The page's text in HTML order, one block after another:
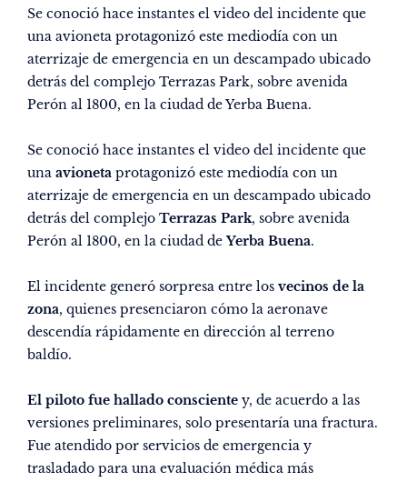
Se conoció hace instantes el video del incidente que
una avioneta protagonizó este mediodía con un
aterrizaje de emergencia en un descampado ubicado
detrás del complejo Terrazas Park, sobre avenida
Perón al 1800, en la ciudad de Yerba Buena.
Se conoció hace instantes el video del incidente que
una avioneta protagonizó este mediodía con un
aterrizaje de emergencia en un descampado ubicado
detrás del complejo Terrazas Park, sobre avenida
Perón al 1800, en la ciudad deYerba Buena.
El incidente generó sorpresa entre los vecinos de la
zona, quienes presenciaron cómo la aeronave
descendía rápidamente en dirección al terreno
baldío.
El piloto fue hallado consciente y, de acuerdo a las
versiones preliminares, solo presentaría una fractura.
Fue atendido por servicios de emergencia y
trasladado para una evaluación médica más